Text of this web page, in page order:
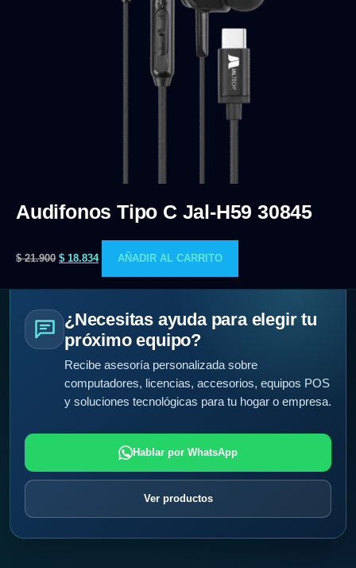
Audifonos Tipo C Jal-H59 30845
$21.900 $ 18.834 AÑADIR AL CARRITO
¿Necesitas ayuda para elegir tu
próximo equipo?
Recibe asesoría personalizada sobre
computadores, licencias, accesorios, equipos POS
y soluciones tecnológicas para tu hogar o empresa.
Hablar por WhatsApp
Ver productos